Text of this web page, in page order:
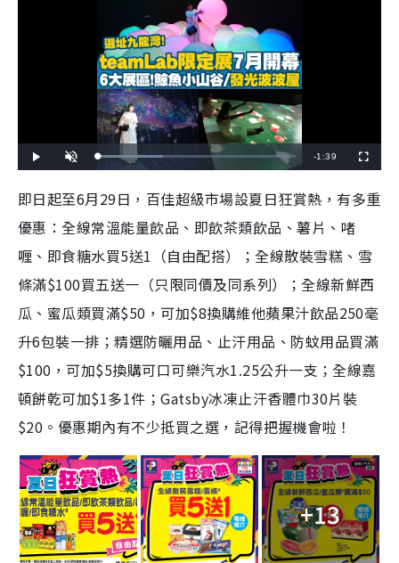
l
n
t
e
L
o
3
2
7
3
%
R
a
i
n
i
n
g
T
i
e
-1:39
u
s
c
e
e
即日起至6月29日，百佳超級市場設夏日狂賞熱，有多重
優惠：全線常溫能量飲品、即飲茶類飲品、薯片、啫
喱、即食糖水買5送1（自由配搭）；全線散裝雪糕、雪
條滿$100買五送一（只限同價及同系列）；全線新鮮西
瓜、蜜瓜類買滿$50，可加$8換購維他蘋果汁飲品250毫
升6包裝一排；精選防曬用品、止汗用品、防蚊用品買滿
$100，可加$5換購可口可樂汽水1.25公升一支；全線嘉
頓餅乾可加$1多1件；Gatsby冰凍止汗香體巾30片裝
$20。優惠期內有不少抵買之選，記得把握機會啦！
+13